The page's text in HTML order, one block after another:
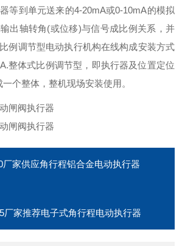
等到单元送来的4-20mA或0-10mA的模拟
出轴转角(或位移)与信号成比例关系，并
例调节型电动执行机构在线构成安装方式
整体式比例调节型，即执行器及位置定位
个整体，整机现场安装使用。
厂家供应角行程铝合金电动执行器
厂家推荐电子式角行程电动执行器